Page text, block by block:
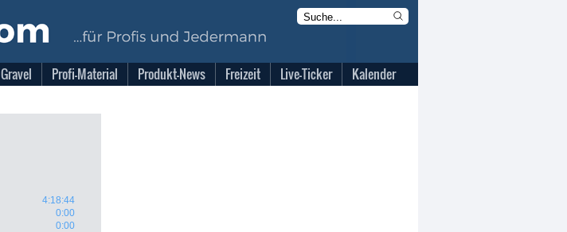
Gravel Profi-Material Produkt-News Freizeit Live-Ticker Kalender
4:18:44
0:00
0:00